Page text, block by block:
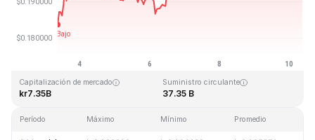
Última actualización: 2026-08-10, 08:44 GMT+0
Capitalización de mercado
kr7.35B
Suministro circulante
37.35 B
Período Máximo Mínimo Promedio